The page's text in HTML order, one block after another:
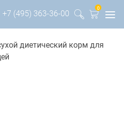
+7 (495) 363-36-00
0
диетический корм для